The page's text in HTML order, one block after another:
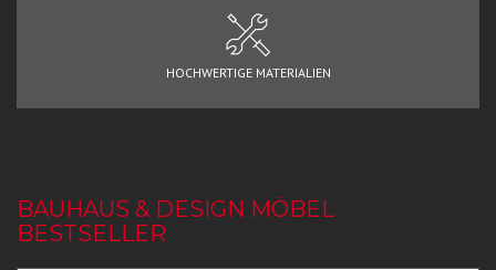
HOCHWERTIGE MATERIALIEN
BAUHAUS & DESIGN MÖBEL
BESTSELLER